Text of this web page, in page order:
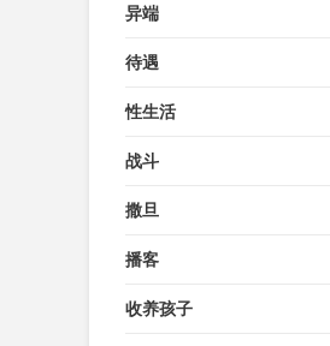
异端
待遇
性生活
战斗
撒旦
播客
收养孩子